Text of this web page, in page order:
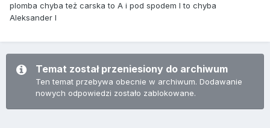
plomba chyba też carska to A i pod spodem I to chyba
Aleksander I
Temat został przeniesiony do archiwum
Ten temat przebywa obecnie w archiwum. Dodawanie
nowych odpowiedzi zostało zablokowane.